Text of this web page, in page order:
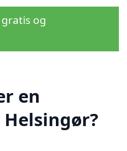
og
en